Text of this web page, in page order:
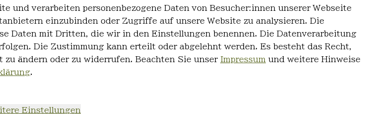
und verarbeiten personenbezogene Daten von Besucher:innen unserer Webseite
einzubinden oder Zugriffe auf unsere Website zu analysieren. Die
Daten mit Dritten, die wir in den Einstellungen benennen. Die Datenverarbeitung
Die Zustimmung kann erteilt oder abgelehnt werden. Es besteht das Recht,
ändern oder zu widerrufen. Beachten Sie unser Impressum und weitere Hinweise
.
Einstellungen